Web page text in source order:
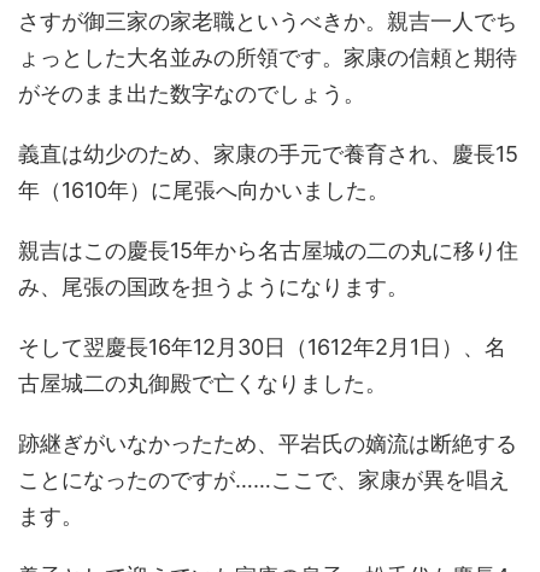
さすが御三家の家老職というべきか。親吉一人でち
ょっとした大名並みの所領です。家康の信頼と期待
がそのまま出た数字なのでしょう。
義直は幼少のため、家康の手元で養育され、慶長15
年（1610年）に尾張へ向かいました。
親吉はこの慶長15年から名古屋城の二の丸に移り住
み、尾張の国政を担うようになります。
そして翌慶長16年12月30日（1612年2月1日）、名
古屋城二の丸御殿で亡くなりました。
跡継ぎがいなかったため、平岩氏の嫡流は断絶する
ことになったのですが……ここで、家康が異を唱え
ます。